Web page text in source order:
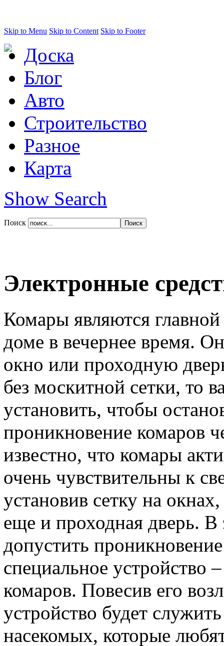
Skip to Menu Skip to Content Skip to Footer
Доска
Блог
Авто
Строительство
Разное
Карта
Show Search
Поиск
Электронные
Комары являются
доме в вечернее время.
окно или проходную
без москитной сетки, то
установить, чтобы
проникновение комаров
известно, что комары
очень чувствительны к
установив сетку на
еще и проходная дверь. В
допустить
специальное устройство
комаров. Повесив его
устройство будет
насекомых, которые